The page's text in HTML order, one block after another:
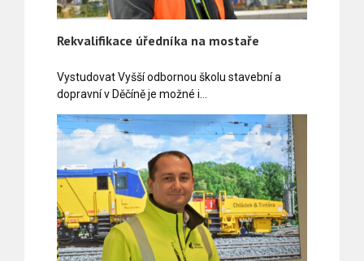
Rekvalifikace úředníka na mostaře
Vystudovat Vyšší odbornou školu stavební a
dopravní v Děčíně je možné i…